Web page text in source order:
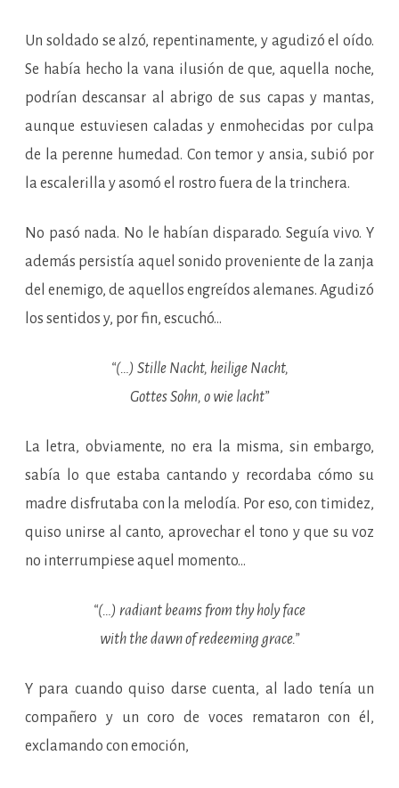
Un soldado se alzó, repentinamente, y agudizó el oído.
Se había hecho la vana ilusión de que, aquella noche,
podrían descansar al abrigo de sus capas y mantas,
aunque estuviesen caladas y enmohecidas por culpa
de la perenne humedad. Con temor y ansia, subió por
la escalerilla y asomó el rostro fuera de la trinchera.
No pasó nada. No le habían disparado. Seguía vivo. Y
además persistía aquel sonido proveniente de la zanja
del enemigo, de aquellos engreídos alemanes. Agudizó
los sentidos y, por fin, escuchó…
“(…) Stille Nacht, heilige Nacht,
Gottes Sohn, o wie lacht”
La letra, obviamente, no era la misma, sin embargo,
sabía lo que estaba cantando y recordaba cómo su
madre disfrutaba con la melodía. Por eso, con timidez,
quiso unirse al canto, aprovechar el tono y que su voz
no interrumpiese aquel momento…
“(…) radiant beams from thy holy face
with the dawn of redeeming grace.”
Y para cuando quiso darse cuenta, al lado tenía un
compañero y un coro de voces remataron con él,
exclamando con emoción,